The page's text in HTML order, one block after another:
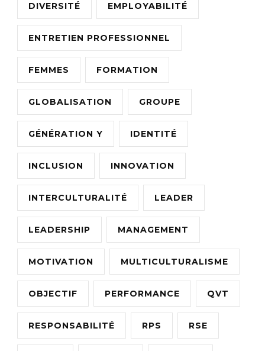
DIVERSITÉ EMPLOYABILITÉ
ENTRETIEN PROFESSIONNEL
FEMMES FORMATION
GLOBALISATION GROUPE
GÉNÉRATION Y IDENTITÉ
INCLUSION INNOVATION
INTERCULTURALITÉ LEADER
LEADERSHIP MANAGEMENT
MOTIVATION MULTICULTURALISME
OBJECTIF PERFORMANCE QVT
RESPONSABILITÉ RPS RSE